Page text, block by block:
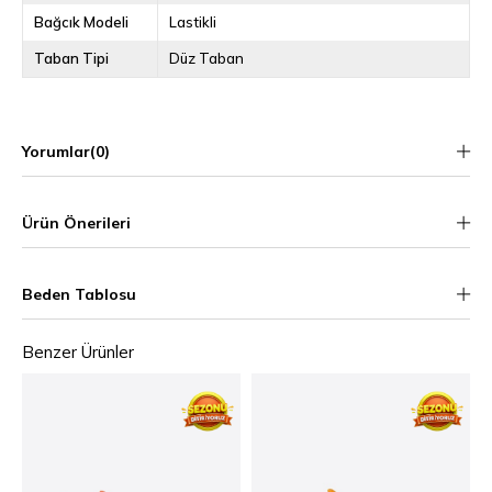
Bağcık Modeli Lastikli
Taban Tipi Düz Taban
Yorumlar(0)
Ürün Önerileri
Beden Tablosu
Benzer Ürünler